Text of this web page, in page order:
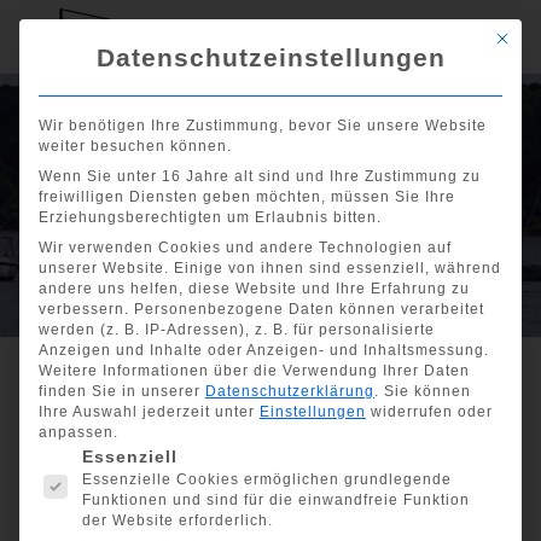
25° Torbole
Europa Meeting
vom 12. bis 14.
April 2025
Show all
25° Torbole Europa
Meeting vom 12. bis 14.
April 2025
Mit
Datenschutzeinstellungen
Wir benötigen Ihre Zustimmung, bevor Sie unsere Website
weiter besuchen können.
Wenn Sie unter 16 Jahre alt sind und Ihre Zustimmung zu
freiwilligen Diensten geben möchten, müssen Sie Ihre
Erziehungsberechtigten um Erlaubnis bitten.
Wir verwenden Cookies und andere Technologien auf
unserer Website. Einige von ihnen sind essenziell, während
andere uns helfen, diese Website und Ihre Erfahrung zu
verbessern. Personenbezogene Daten können verarbeitet
werden (z. B. IP-Adressen), z. B. für personalisierte
Anzeigen und Inhalte oder Anzeigen- und Inhaltsmessung.
Weitere Informationen über die Verwendung Ihrer Daten
finden Sie in unserer Datenschutzerklärung . Sie können
Ihre Auswahl jederzeit unter Einstellungen widerrufen oder
anpassen.
Es folgt eine Liste der Service-Gruppen, für die eine
Essenziell
Essenzielle Cookies ermöglichen grundlegende
Funktionen und sind für die einwandfreie Funktion
der Website erforderlich.